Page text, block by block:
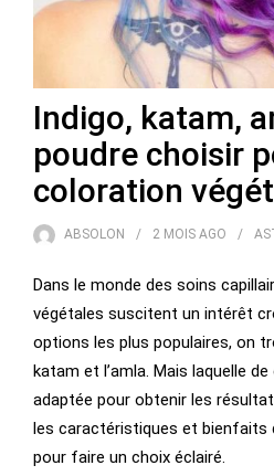
Indigo, katam,
poudre choisir
coloration
ABSOLON 2 MOIS AGO
Dans le monde des soins
végétales suscitent un intérêt
options les plus populaires, on
katam et l’amla. Mais laquelle
adaptée pour obtenir les
les caractéristiques et bienfaits
pour faire un choix éclairé.